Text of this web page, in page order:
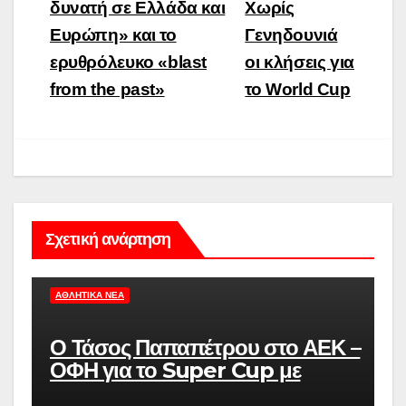
Χωρίς
Γενηδουνιά
οι κλήσεις για
το World Cup
δυνατή σε Ελλάδα και
Ευρώπη» και το
ερυθρόλευκο «blast
from the past»
Σχετική ανάρτηση
ΑΘΛΗΤΙΚΆ ΝΈΑ
Ο Τάσος Παπαπέτρου στο ΑΕΚ –
ΟΦΗ για το Super Cup με